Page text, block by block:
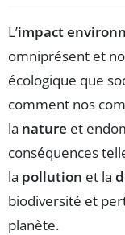
L’impact
omniprésent et
écologique que
comment nos
la nature et
conséquences
la pollution et la
biodiversité et
planète.